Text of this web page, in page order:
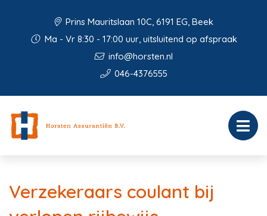
Prins Mauritslaan 10C, 6191 EG, Beek
Ma - Vr 8:30 - 17:00 uur, uitsluitend op afspraak
info@horsten.nl
046-4376555
Verzekeraars coulant bij